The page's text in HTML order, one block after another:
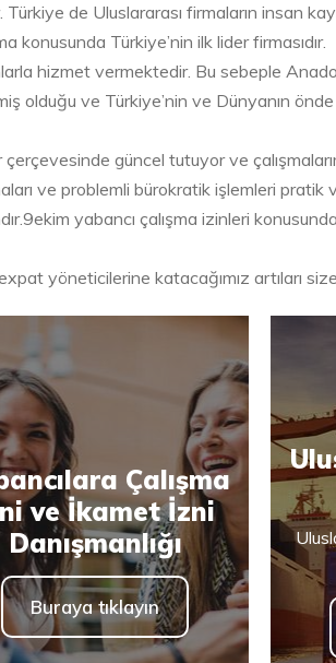
de Uluslararası firmaların insan
konusunda Türkiye’nin ilk lider firmasıdır.
hizmet vermektedir. Bu sebeple
olduğu ve Türkiye’nin ve Dünyanın
güncel tutuyor ve
ve problemli bürokratik işlemleri pratik
yabancı çalışma izinleri
yöneticilerine katacağımız artıları
Çalışma
ve İkamet İzni
Danışmanlığı
Buraya tıklayın